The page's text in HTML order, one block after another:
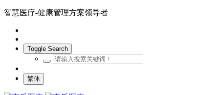
智慧医疗-健康管理方案领导者
Toggle Search
繁体